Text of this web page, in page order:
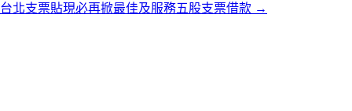
台北支票貼現必再掀最佳及服務五股支票借款 →